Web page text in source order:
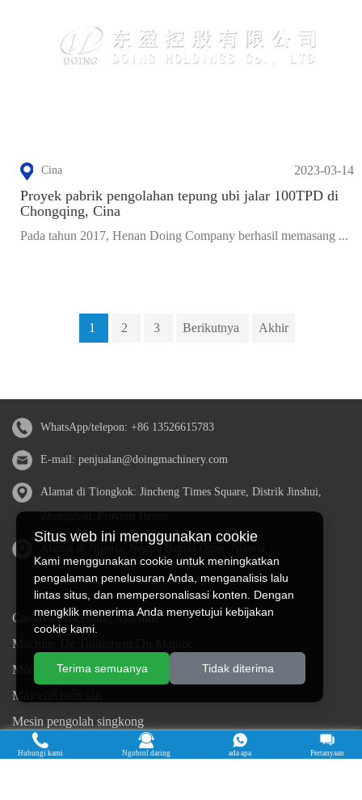
Cina 2023-03-14
Proyek pabrik pengolahan tepung ubi jalar 100TPD di
Chongqing, Cina
Pada tahun 2017, Henan Doing Company berhasil memasang ...
1 2 3 Berikutnya Akhir
WhatsApp/telepon: +86 13526615783
E-mail: penjualan@doingmachinery.com
Alamat di Tiongkok: Jincheng Times Square, Distrik Jinshui,
Zhengzhou, Provinsi Henan
Alamat di Nigeria: Negara Bagian Ogun, Nigeria
Cassava Processing Machine
Machine De Traitement Du Manioc
Máquina de procesamiento de yuca
Máy chế biến sắn
Mesin pengolah singkong
เครื่องแปรรูปมันสำปะหลัง
Situs web ini menggunakan cookie
Kami menggunakan cookie untuk meningkatkan
pengalaman penelusuran Anda, menganalisis lalu
lintas situs, dan mempersonalisasi konten. Dengan
mengklik menerima Anda menyetujui kebijakan
cookie kami.
Terima semuanya Tidak diterima
Hubungi kami Ngobrol daring ada apa Pertanyaan